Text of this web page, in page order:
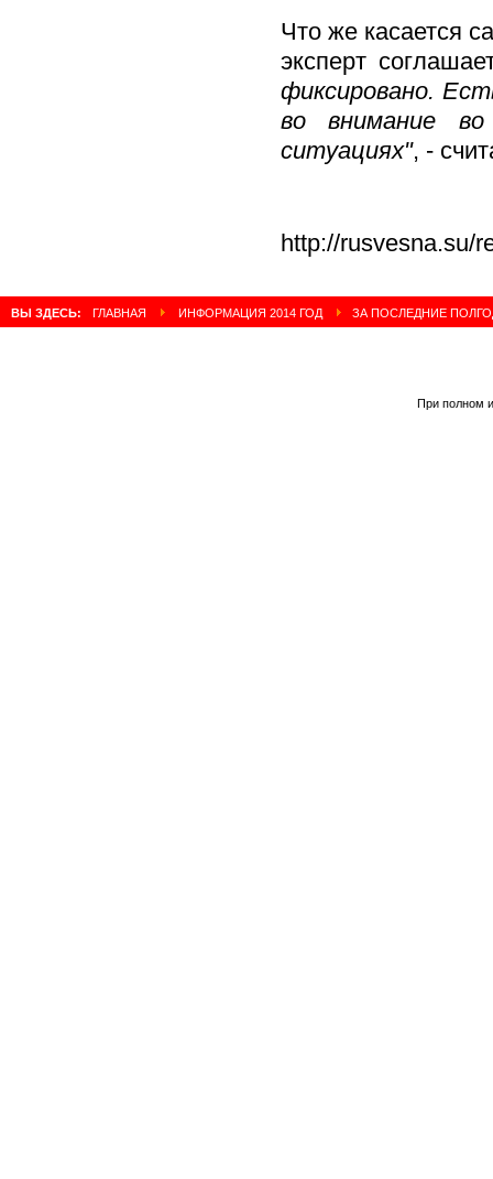
Что же касается
эксперт
фиксировано.
во внимание
ситуациях", -
http://rusvesna.su/
ВЫ ЗДЕСЬ: ГЛАВНАЯ ИНФОРМАЦИЯ 2014 ГОД ЗА ПОСЛЕДНИЕ
При полном